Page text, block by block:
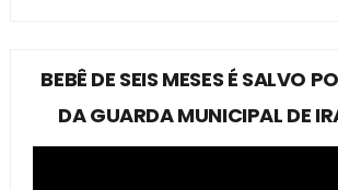
BEBÊ DE SEIS MESES É SALVO
DA GUARDA MUNICIPAL DE